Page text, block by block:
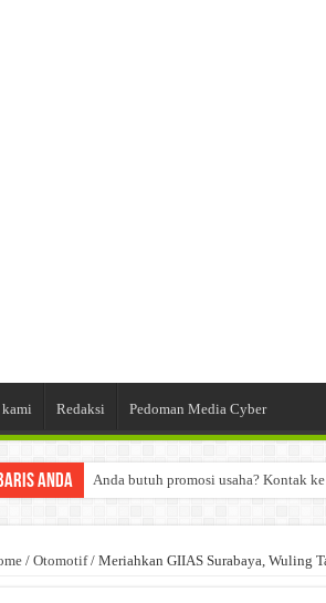
Redaksi Pedoman Media Cyber
Anda Anda butuh promosi usaha? Kontak
/ Otomotif / Meriahkan GIIAS Surabaya, Wuling